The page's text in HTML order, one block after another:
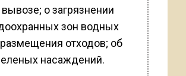
о загрязнении
зон водных
отходов; об
насаждений.